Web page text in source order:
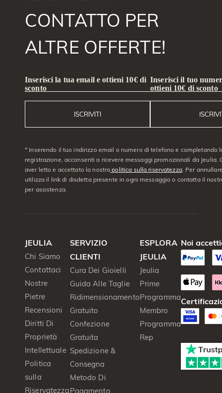
CONTATTO PER
ALTRE OFFERTE!
Inserisci la tua email e ottieni 10€ di
sconto
ISCRIVITI
Inserisci il tuo
ottieni 10€ di sconto
* Inserendo il tuo indirizzo email o numero di telefono e completando
registrazione, acconsenti a ricevere messaggi promozionali da Jeulia.
aver letto e accettato la nostra politica sulla riservatezza. Per
utilizza il link di disdetta presente in ogni messaggio o contatta il
per assistenza.
JEULIA
Chi Siamo
Contattaci
Nostre
Pietre
Recensioni
Diritti Di
Proprietà
Intellettuale
Politica
sulla
Riservatezza
SERVIZIO
CLIENTI
Cura Dei Gioielli
Guida Alle Taglie
Ridimensionamento
Gratuito
Confezione
Gratuita
Spedizione &
Consegna
Metodo Di
Pagamento
ESPLORA
JEULIA
Jeulia
Prime
Programma
Membro
Programma
Rep
Noi